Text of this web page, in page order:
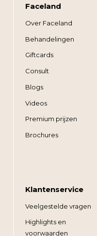
Faceland
Over Faceland
Behandelingen
Giftcards
Consult
Blogs
Videos
Premium prijzen
Brochures
Klantenservice
Veelgestelde vragen
Highlights en
voorwaarden